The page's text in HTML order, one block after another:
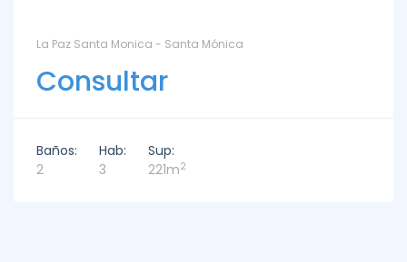
La Paz Santa Monica - Santa Mónica
Consultar
Baños:
2
Hab:
3
Sup:
221m2